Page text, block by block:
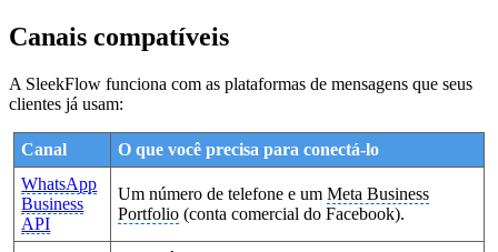
Canais compatíveis
A SleekFlow funciona com as plataformas de mensagens que seus
clientes já usam:
Canal
O que você precisa para conectá-lo
WhatsApp
Business
API
Um número de telefone e umMeta Business
Portfolio (conta comercial do Facebook).